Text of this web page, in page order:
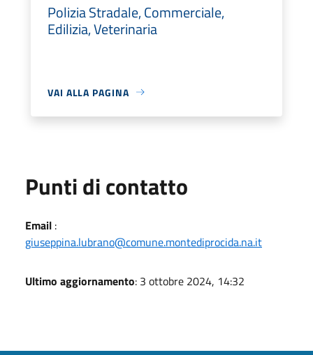
Polizia Stradale, Commerciale,
Edilizia, Veterinaria
VAI ALLA PAGINA
Punti di contatto
Email :
giuseppina.lubrano@comune.montediprocida.na.it
Ultimo aggiornamento: 3 ottobre 2024, 14:32